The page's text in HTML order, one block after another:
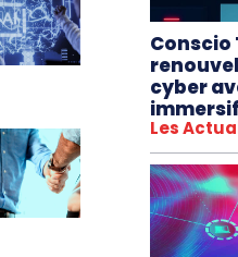
Conscio
cyber
immersif
Les